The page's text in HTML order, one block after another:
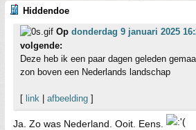
Hiddendoe
Op donderdag 9 januari 2025
volgende:
Deze heb ik een paar dagen geleden
zon boven een Nederlands landschap
[ link afbeelding ]
Ja. Zo was Nederland. Ooit. Eens.